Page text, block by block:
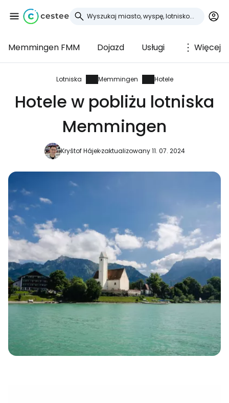
Memmingen FMM Dojazd Usługi Więcej
Lotniska Memmingen Hotele
Hotele w pobliżu lotniska
Memmingen
Kryštof Hájekzaktualizowany 11. 07. 2024
Zaloguj się do
Cestee
... światowej społeczności podróżniczej
Kontynuuj z Google
Kontynuuj z Facebookiem
Kontynuuj z e-mailem